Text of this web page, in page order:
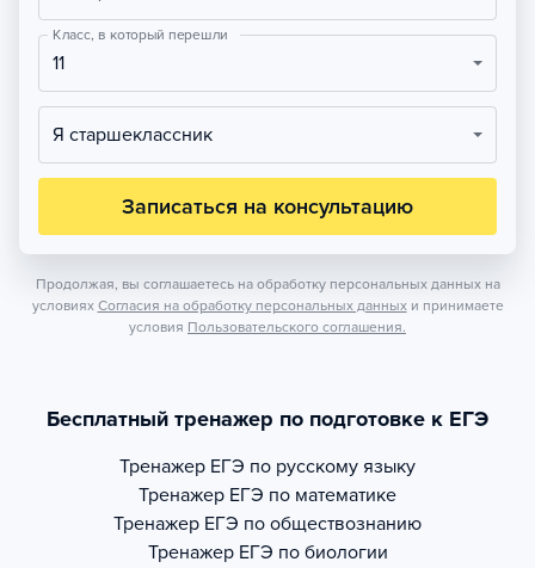
Класс, в который перешли
11
Я старшеклассник
Записаться на консультацию
Продолжая, вы соглашаетесь на обработку персональных данных на
условиях Согласия на обработку персональных данных и принимаете
условия Пользовательского соглашения.
Бесплатный тренажер по подготовке к ЕГЭ
Тренажер ЕГЭ по русскому языку
Тренажер ЕГЭ по математике
Тренажер ЕГЭ по обществознанию
Тренажер ЕГЭ по биологии